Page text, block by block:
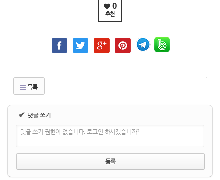
0
추천
목록
✔ 댓글 쓰기
댓글 쓰기 권한이 없습니다. 로그인 하시겠습니까?